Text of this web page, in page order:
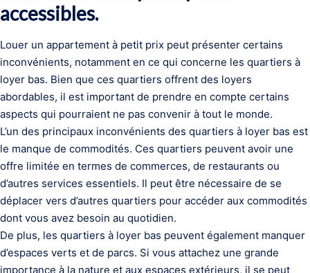
accessibles.
Louer un appartement à petit prix peut présenter certains
inconvénients, notamment en ce qui concerne les quartiers à
loyer bas. Bien que ces quartiers offrent des loyers
abordables, il est important de prendre en compte certains
aspects qui pourraient ne pas convenir à tout le monde.
L’un des principaux inconvénients des quartiers à loyer bas est
le manque de commodités. Ces quartiers peuvent avoir une
offre limitée en termes de commerces, de restaurants ou
d’autres services essentiels. Il peut être nécessaire de se
déplacer vers d’autres quartiers pour accéder aux commodités
dont vous avez besoin au quotidien.
De plus, les quartiers à loyer bas peuvent également manquer
d’espaces verts et de parcs. Si vous attachez une grande
importance à la nature et aux espaces extérieurs, il se peut